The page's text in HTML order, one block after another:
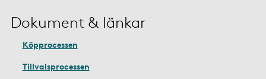
Dokument & länkar
Köpprocessen
Tillvalsprocessen